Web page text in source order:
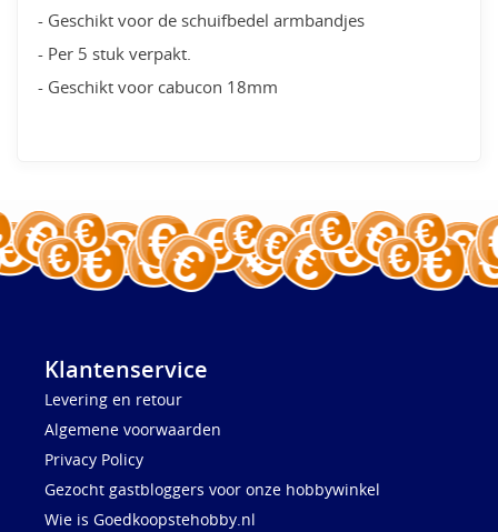
- Geschikt voor de schuifbedel armbandjes
- Per 5 stuk verpakt.
- Geschikt voor cabucon 18mm
Klantenservice
Levering en retour
Algemene voorwaarden
Privacy Policy
Gezocht gastbloggers voor onze hobbywinkel
Wie is Goedkoopstehobby.nl